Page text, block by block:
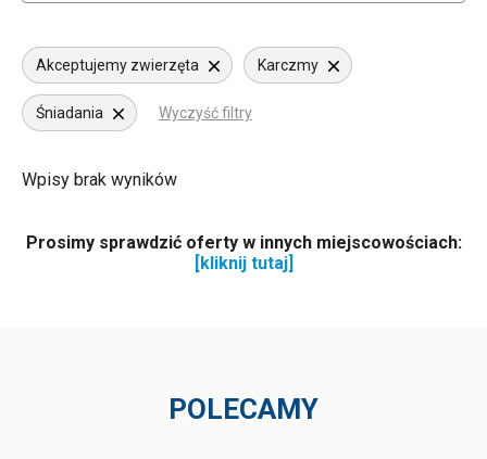
Akceptujemy zwierzęta Karczmy
Śniadania Wyczyść filtry
Wpisy brak wyników
Prosimy sprawdzić oferty w innych miejscowościach:
[kliknij tutaj]
POLECAMY